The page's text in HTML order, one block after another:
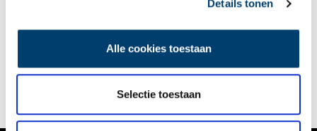
Details tonen
Alle cookies toestaan
Selectie toestaan
Delen